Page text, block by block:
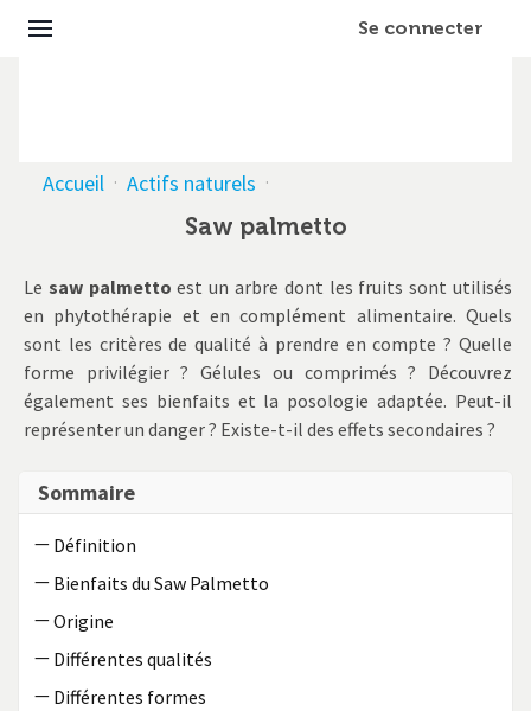
Se connecter
Accueil · Actifs naturels ·
Saw palmetto
Le saw palmettoest un arbre dont les fruits sont utilisés
en phytothérapie et en complément alimentaire. Quels
sont les critères de qualité à prendre en compte ? Quelle
forme privilégier ? Gélules ou comprimés ? Découvrez
également ses bienfaits et la posologie adaptée. Peut-il
représenter un danger ? Existe-t-il des effets secondaires ?
Sommaire
— Définition
— Bienfaits du Saw Palmetto
—Origine
— Différentes qualités
— Différentes formes